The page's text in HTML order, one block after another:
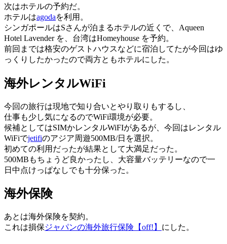
次はホテルの予約だ。
ホテルはagodaを利用。
シンガポールはSさんが泊まるホテルの近くで、Aqueen
Hotel Lavender を、台湾はHomeyhouse を予約。
前回までは格安のゲストハウスなどに宿泊してたが今回はゆ
っくりしたかったので両方ともホテルにした。
海外レンタルWiFi
今回の旅行は現地で知り合いとやり取りもするし、
仕事も少し気になるのでWiFi環境が必要。
候補としてはSIMかレンタルWiFIがあるが、今回はレンタル
WiFiでjetifiのアジア周遊500MB/日を選択。
初めての利用だったが結果として大満足だった。
500MBもちょうど良かったし、大容量バッテリーなので一
日中点けっぱなしでも十分保った。
海外保険
あとは海外保険を契約。
これは損保ジャパンの海外旅行保険【off!】 にした。